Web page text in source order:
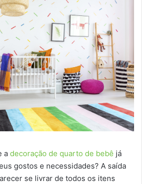
a decoração de quarto de bebê já
gostos e necessidades? A saída
se livrar de todos os itens